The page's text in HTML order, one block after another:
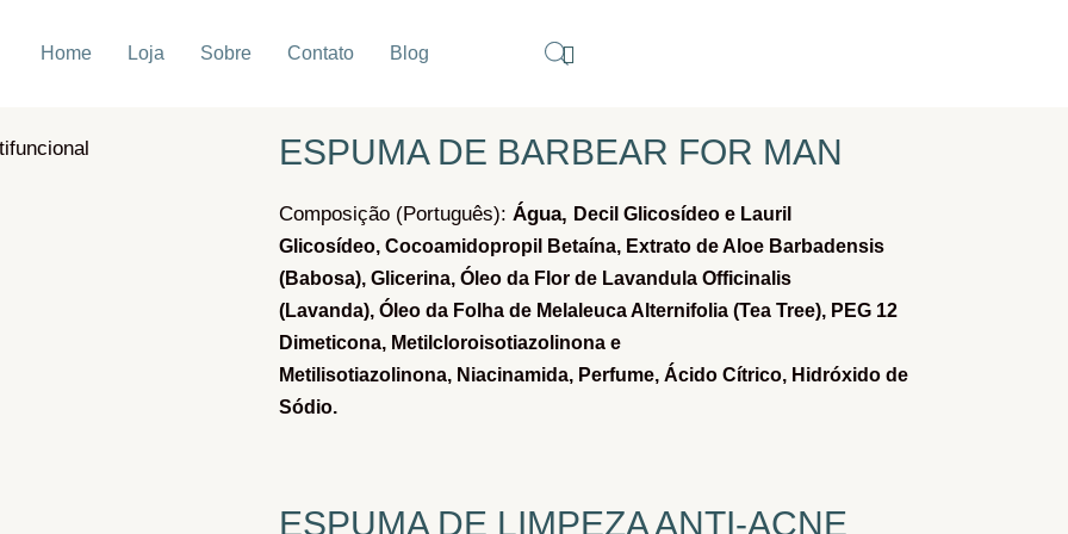
Home Loja Sobre Contato Blog
ESPUMA DE BARBEAR FOR MAN
Composição (Português): Água, Decil Glicosídeo e Lauril
Glicosídeo, Cocoamidopropil Betaína, Extrato de Aloe Barbadensis
(Babosa), Glicerina, Óleo da Flor de Lavandula Officinalis
(Lavanda), Óleo da Folha de Melaleuca Alternifolia (Tea Tree), PEG 12
Dimeticona, Metilcloroisotiazolinona e
Metilisotiazolinona, Niacinamida, Perfume, Ácido Cítrico, Hidróxido de
Sódio.
ESPUMA DE LIMPEZA ANTI-ACNE